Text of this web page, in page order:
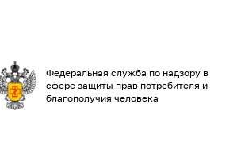
Федеральная служба по надзору в
сфере защиты прав потребителя и
благополучия человека